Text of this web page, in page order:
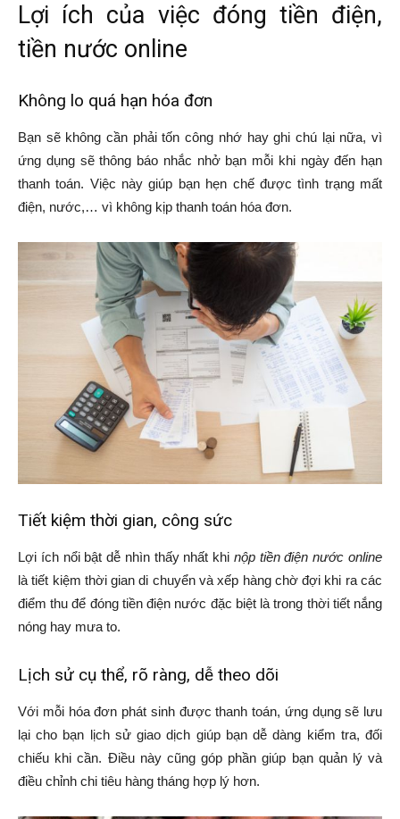
Lợi ích của việc đóng tiền điện,
tiền nước online
Không lo quá hạn hóa đơn
Bạn sẽ không cần phải tốn công nhớ hay ghi chú lại nữa, vì
ứng dụng sẽ thông báo nhắc nhở bạn mỗi khi ngày đến hạn
thanh toán. Việc này giúp bạn hẹn chế được tình trạng mất
điện, nước,… vì không kịp thanh toán hóa đơn.
Tiết kiệm thời gian, công sức
Lợi ích nổi bật dễ nhìn thấy nhất khi nộp tiền điện nước online
là tiết kiệm thời gian di chuyển và xếp hàng chờ đợi khi ra các
điểm thu để đóng tiền điện nước đặc biệt là trong thời tiết nắng
nóng hay mưa to.
Lịch sử cụ thể, rõ ràng, dễ theo dõi
Với mỗi hóa đơn phát sinh được thanh toán, ứng dụng sẽ lưu
lại cho bạn lịch sử giao dịch giúp bạn dễ dàng kiểm tra, đối
chiếu khi cần. Điều này cũng góp phần giúp bạn quản lý và
điều chỉnh chi tiêu hàng tháng hợp lý hơn.